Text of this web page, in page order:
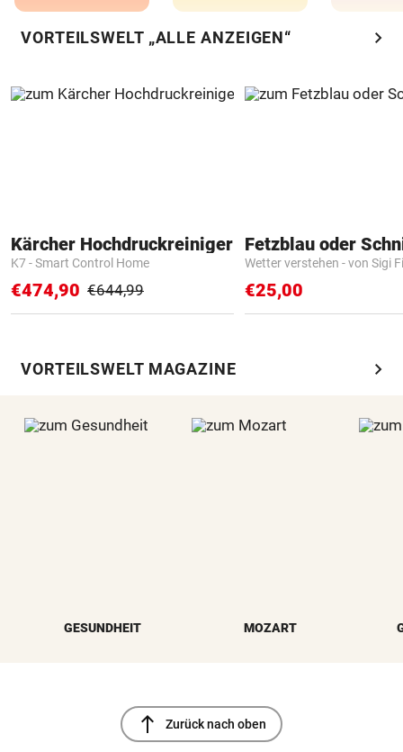
VORTEILSWELT „ALLE ANZEIGEN“ chevron_right
Kärcher Hochdruckreiniger
K7 - Smart Control Home
€474,90 €644,99
Fetzblau oder
Wetter verstehen - von Sigi
€25,00
VORTEILSWELT MAGAZINE chevron_right
GESUNDHEIT MOZART
north Zurück nach oben